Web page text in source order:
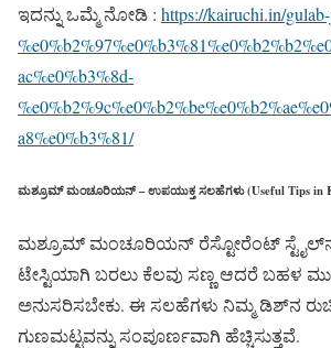
ಇದನ್ನು ಒಮ್ಮೆ ನೋಡಿ : https://kairuchi.in/
ac%e0%b3%8d-
a8%e0%b3%81/
ಮಶ್ರೂಮ್ ಮಂಚೂರಿಯನ್ – ಉಪಯುಕ್ತ ಸಲಹೆಗಳು (Useful Tips in
ಮಶ್ರೂಮ್ ಮಂಚೂರಿಯನ್ ರೆಸ್ಟೋರೆಂಟ್
ಟೇಸ್ಟಿಯಾಗಿ ಬರಲು ಕೆಲವು ಸಣ್ಣ ಆದರೆ ಬಹಳ
ಅನುಸರಿಸಬೇಕು. ಈ ಸಲಹೆಗಳು ನಿಮ್ಮ ಡಿಶ್‌ನ
ಗುಣಮಟ್ಟವನ್ನು ಸಂಪೂರ್ಣವಾಗಿ ಹೆಚ್ಚಿಸುತ್ತವೆ.